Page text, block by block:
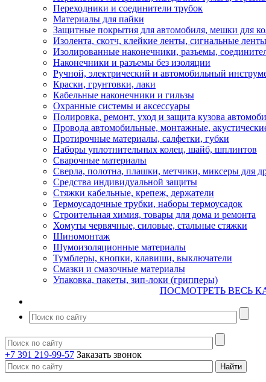
Переходники и соединители трубок
Материалы для пайки
Защитные покрытия для автомобиля, мешки для
Изолента, скотч, клейкие ленты, сигнальные
Изолированные наконечники, разъемы,
Наконечники и разъемы без изоляции
Ручной, электрический и автомобильный
Краски, грунтовки, лаки
Кабельные наконечники и гильзы
Охранные системы и аксессуары
Полировка, ремонт, уход и защита кузова
Провода автомобильные, монтажные,
Протирочные материалы, салфетки, губки
Наборы уплотнительных колец, шайб, шплинтов
Сварочные материалы
Сверла, полотна, плашки, метчики, миксеры для
Средства индивидуальной защиты
Стяжки кабельные, крепеж, держатели
Термоусадочные трубки, наборы термоусадок
Строительная химия, товары для дома и ремонта
Хомуты червячные, силовые, стальные стяжки
Шиномонтаж
Шумоизоляционные материалы
Тумблеры, кнопки, клавиши, выключатели
Смазки и смазочные материалы
Упаковка, пакеты, зип-локи (грипперы)
ПОСМОТРЕТЬ ВЕСЬ
+7 391 219-99-57 Заказать звонок